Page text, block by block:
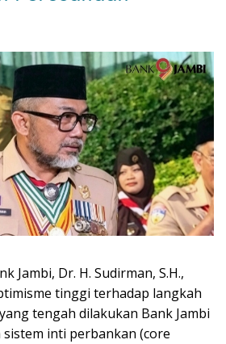
Jambi, Dr. H. Sudirman, S.H.,
tinggi terhadap langkah
tengah dilakukan Bank Jambi
inti perbankan (core